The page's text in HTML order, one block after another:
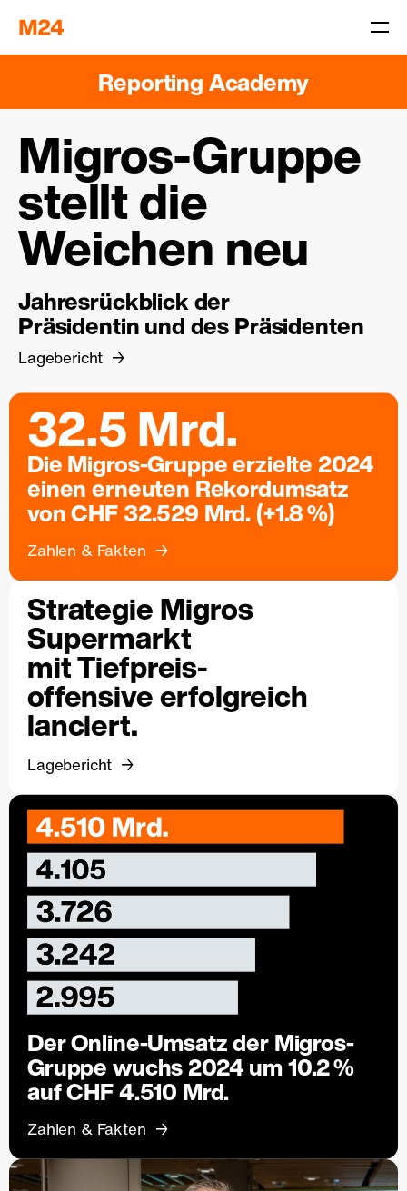
Reporting Academy
Migros-Gruppe
stellt die
Weichen neu
Jahresrückblick der
Präsidentin und des Präsidenten
Lagebericht
32.5 Mrd.
Die Migros-Gruppe erzielte 2024
einen erneuten Rekordumsatz
von CHF 32.529 Mrd. (+1.8 %)
Zahlen & Fakten
Strategie Migros
Supermarkt
mit Tiefpreis-
offensive erfolgreich
lanciert.
Lagebericht
Der Online-Umsatz der Migros-
Gruppe wuchs 2024 um 10.2 %
auf CHF 4.510 Mrd.
Zahlen & Fakten